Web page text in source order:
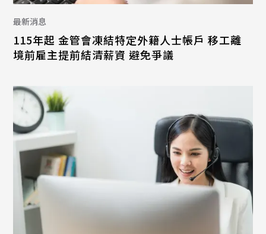
最新消息
115年起 金管會凍結特定外籍人士帳戶 移工離
境前雇主提前結清薪資 避免爭議